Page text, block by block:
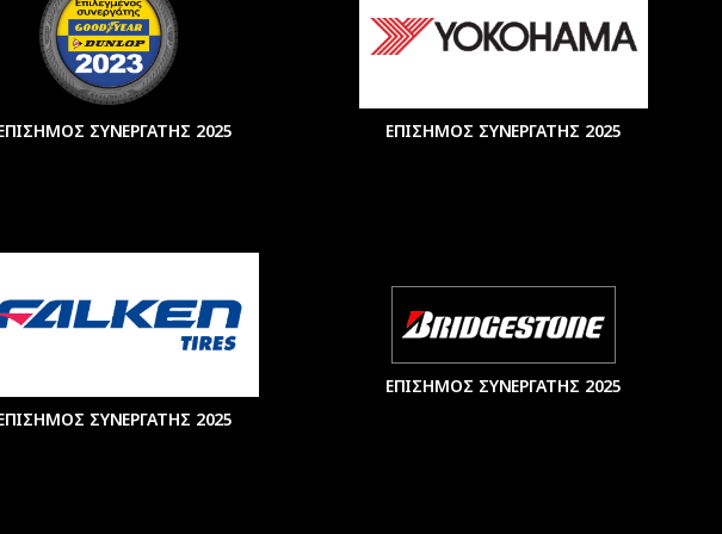
ΣΥΝΕΡΓΑΤΗΣ 2025 ΕΠΙΣΗΜΟΣ ΣΥΝΕΡΓΑΤΗΣ 2025
ΣΥΝΕΡΓΑΤΗΣ 2025
ΕΠΙΣΗΜΟΣ ΣΥΝΕΡΓΑΤΗΣ 2025